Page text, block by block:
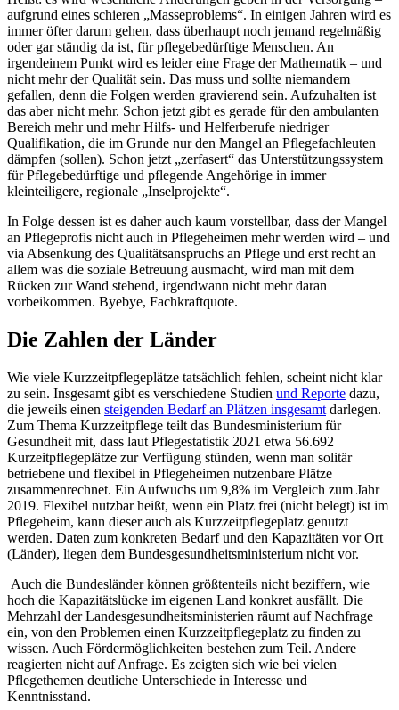
aufgrund eines schieren „Masseproblems“. In einigen Jahren wird es
immer öfter darum gehen, dass überhaupt noch jemand regelmäßig
oder gar ständig da ist, für pflegebedürftige Menschen. An
irgendeinem Punkt wird es leider eine Frage der Mathematik – und
nicht mehr der Qualität sein. Das muss und sollte niemandem
gefallen, denn die Folgen werden gravierend sein. Aufzuhalten ist
das aber nicht mehr. Schon jetzt gibt es gerade für den ambulanten
Bereich mehr und mehr Hilfs- und Helferberufe niedriger
Qualifikation, die im Grunde nur den Mangel an Pflegefachleuten
dämpfen (sollen). Schon jetzt „zerfasert“ das Unterstützungssystem
für Pflegebedürftige und pflegende Angehörige in immer
kleinteiligere, regionale „Inselprojekte“.
In Folge dessen ist es daher auch kaum vorstellbar, dass der Mangel
an Pflegeprofis nicht auch in Pflegeheimen mehr werden wird – und
via Absenkung des Qualitätsanspruchs an Pflege und erst recht an
allem was die soziale Betreuung ausmacht, wird man mit dem
Rücken zur Wand stehend, irgendwann nicht mehr daran
vorbeikommen. Byebye, Fachkraftquote.
Die Zahlen der Länder
Wie viele Kurzzeitpflegeplätze tatsächlich fehlen, scheint nicht klar
zu sein. Insgesamt gibt es verschiedene Studien und Reporte dazu,
die jeweils einen steigenden Bedarf an Plätzen insgesamt darlegen.
Zum Thema Kurzzeitpflege teilt das Bundesministerium für
Gesundheit mit, dass laut Pflegestatistik 2021 etwa 56.692
Kurzeitpflegeplätze zur Verfügung stünden, wenn man solitär
betriebene und flexibel in Pflegeheimen nutzenbare Plätze
zusammenrechnet. Ein Aufwuchs um 9,8% im Vergleich zum Jahr
2019. Flexibel nutzbar heißt, wenn ein Platz frei (nicht belegt) ist im
Pflegeheim, kann dieser auch als Kurzzeitpflegeplatz genutzt
werden. Daten zum konkreten Bedarf und den Kapazitäten vor Ort
(Länder), liegen dem Bundesgesundheitsministerium nicht vor.
Auch die Bundesländer können größtenteils nicht beziffern, wie
hoch die Kapazitätslücke im eigenen Land konkret ausfällt. Die
Mehrzahl der Landesgesundheitsministerien räumt auf Nachfrage
ein, von den Problemen einen Kurzzeitpflegeplatz zu finden zu
wissen. Auch Fördermöglichkeiten bestehen zum Teil. Andere
reagierten nicht auf Anfrage. Es zeigten sich wie bei vielen
Pflegethemen deutliche Unterschiede in Interesse und
Kenntnisstand.